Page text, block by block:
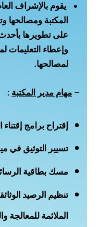
يقوم بالإشراف
المكتبة ومصالحها
على تطويرها بأحدث
وإعطاء التعليمات
لمصالحها.
– مهام مدير المكتبة :
إقتراح برامج
تسيير التوثيق في
مسك بطاقية
تنظيم الرصيد
الملائمة للمعالجة